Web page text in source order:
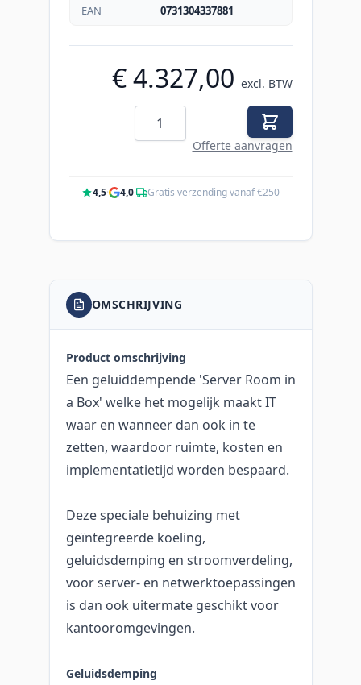
EAN
0731304337881
€ 4.327,00 excl. BTW
Aantal
Offerte aanvragen
4,5· 4,0· Gratis verzending vanaf €250
OMSCHRIJVING
Product omschrijving
Een geluiddempende 'Server Room in
a Box' welke het mogelijk maakt IT
waar en wanneer dan ook in te
zetten, waardoor ruimte, kosten en
implementatietijd worden bespaard.
Deze speciale behuizing met
geïntegreerde koeling,
geluidsdemping en stroomverdeling,
voor server- en netwerktoepassingen
is dan ook uitermate geschikt voor
kantooromgevingen.
Geluidsdemping